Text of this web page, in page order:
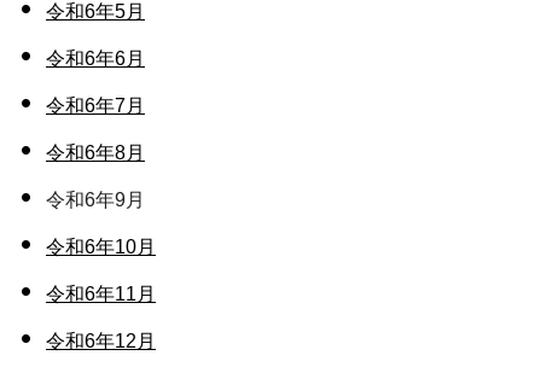
令和6年5月
令和6年6月
令和6年7月
令和6年8月
令和6年9月
令和6年10月
令和6年11月
令和6年12月